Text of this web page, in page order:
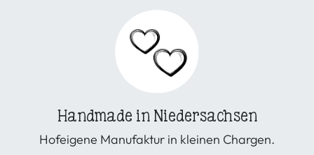
Handmade in Niedersachsen
Hofeigene Manufaktur in kleinen Chargen.